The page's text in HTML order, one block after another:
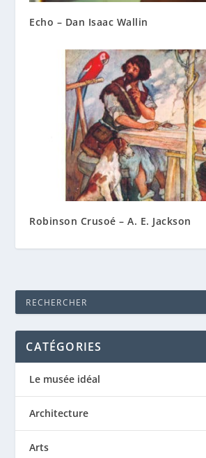
Echo – Dan Isaac Wallin
Robinson Crusoé – A. E. Jackson
CATÉGORIES
Le musée idéal
Architecture
Arts